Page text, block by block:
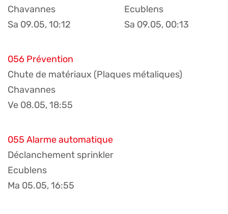
Chavannes
Sa 09.05, 10:12
Ecublens
Sa 09.05, 00:13
056 Prévention
Chute de matériaux (Plaques métaliques)
Chavannes
Ve 08.05, 18:55
055 Alarme automatique
Déclanchement sprinkler
Ecublens
Ma 05.05, 16:55